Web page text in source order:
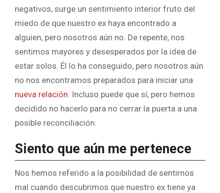
negativos, surge un sentimiento interior fruto del
miedo de que nuestro ex haya encontrado a
alguien, pero nosotros aún no. De repente, nos
sentimos mayores y desesperados por la idea de
estar solos. Él lo ha conseguido, pero nosotros aún
no nos encontramos preparados para iniciar una
nueva relación. Incluso puede que sí, pero hemos
decidido no hacerlo para no cerrar la puerta a una
posible reconciliación.
Siento que aún me pertenece
Nos hemos referido a la posibilidad de sentirnos
mal cuando descubrimos que nuestro ex tiene ya